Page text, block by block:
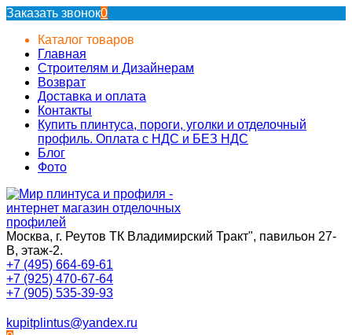
Заказать звонок0
Каталог товаров
Главная
Строителям и Дизайнерам
Возврат
Доставка и оплата
Контакты
Купить плинтуса, пороги, уголки и отделочный
профиль. Оплата с НДС и БЕЗ НДС
Блог
Фото
Москва, г. Реутов ТК Владимирский Тракт", павильон 27-
В, этаж-2.
+7 (495) 664-69-61
+7 (925) 470-67-64
+7 (905) 535-39-93
kupitplintus@yandex.ru